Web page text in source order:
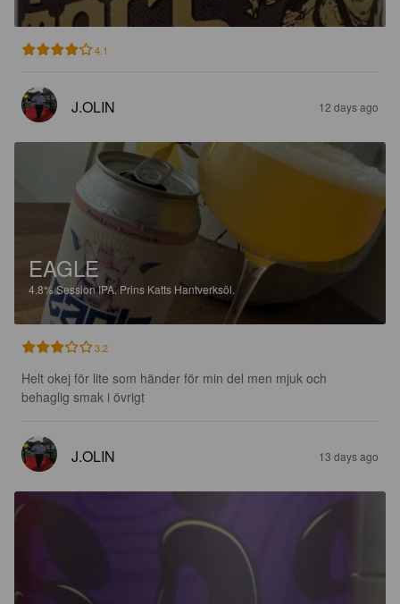
4.1
J.OLIN 12 days ago
EAGLE
4.8%Session IPA. Prins Katts Hantverksöl.
3.2
Helt okej för lite som händer för min del men mjuk och
behaglig smak i övrigt
J.OLIN 13 days ago